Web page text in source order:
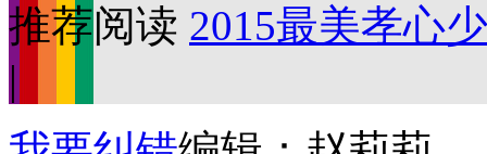
推荐阅读 2015最美孝心
|